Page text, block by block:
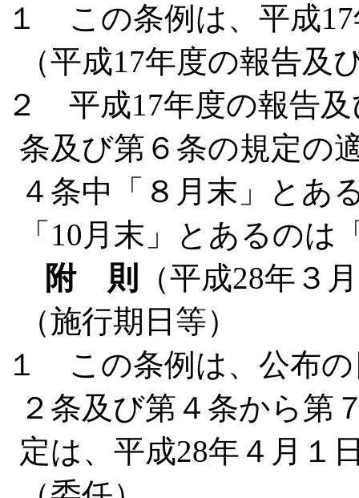
１ この条例は、平成
（平成17年度の報告
２ 平成17年度の報告
条及び第６条の規定の
４条中「８月末」とあ
「10月末」とあるのは
附 則
（平成28年３
（施行期日等）
１ この条例は、公布
２条及び第４条から第
定は、平成28年４月１